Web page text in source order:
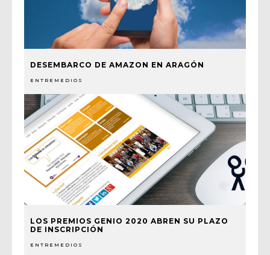
DESEMBARCO DE AMAZON EN ARAGÓN
ENTREMEDIOS
LOS PREMIOS GENIO 2020 ABREN SU PLAZO
DE INSCRIPCIÓN
ENTREMEDIOS